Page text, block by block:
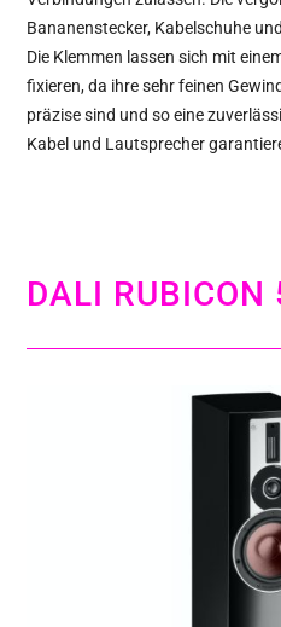
Bananenstecker, Kabelschuhe
Die Klemmen lassen sich mit
fixieren, da ihre sehr feinen
präzise sind und so eine
Kabel und Lautsprecher
DALI RUBICON